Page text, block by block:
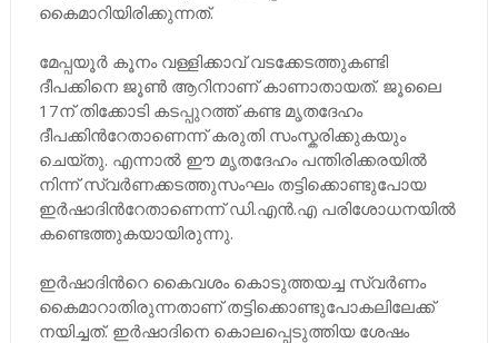
കൈമാറിയിരിക്കുന്നത്.
മേപ്പയൂർ കൂനം വള്ളിക്കാവ് വടക്കേടത്തുകണ്ടി
ദീപക്കിനെ ജൂൺ ആറിനാണ് കാണാതായത്. ജൂലൈ
17ന് തിക്കോടി കടപ്പുറത്ത് കണ്ട മൃതദേഹം
ദീപക്കിന്‍റേതാണെന്ന് കരുതി സംസ്കരിക്കുകയും
ചെയ്തു. എന്നാൽ ഈ മൃതദേഹം പന്തിരിക്കരയിൽ
നിന്ന് സ്വർണക്കടത്തുസംഘം തട്ടിക്കൊണ്ടുപോയ
ഇർഷാദിന്‍റേതാണെന്ന് ഡി.എൻ.എ പരിശോധനയിൽ
കണ്ടെത്തുകയായിരുന്നു.
ഇർഷാദിന്‍റെ കൈവശം കൊടുത്തയച്ച സ്വർണം
കൈമാറാതിരുന്നതാണ് തട്ടിക്കൊണ്ടുപോകലിലേക്ക്
നയിച്ചത്. ഇർഷാദിനെ കൊലപ്പെടുത്തിയ ശേഷം